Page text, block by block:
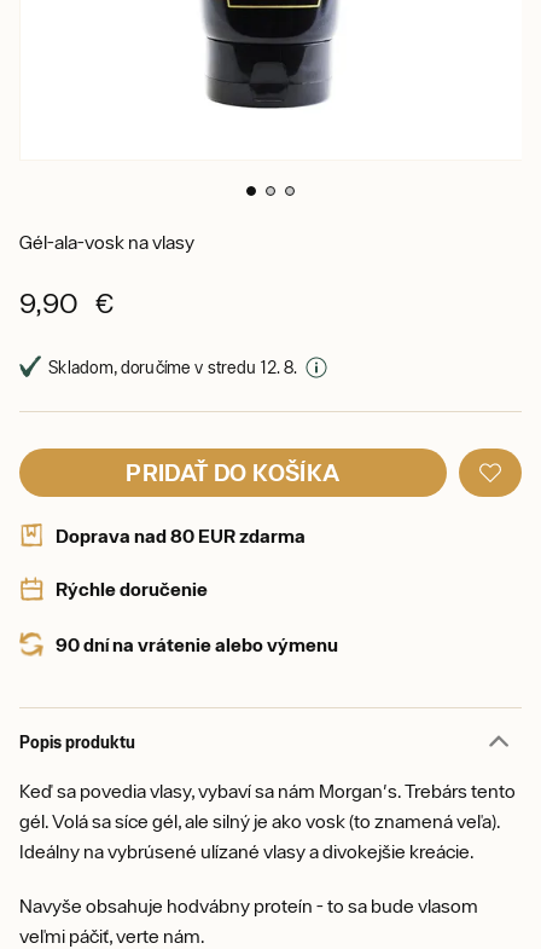
Gél-ala-vosk na vlasy
9,90 €
Skladom, doručíme v stredu 12. 8.
PRIDAŤ DO KOŠÍKA
Doprava nad 80 EUR zdarma
Rýchle doručenie
90 dní na vrátenie alebo výmenu
Popis produktu
Keď sa povedia vlasy, vybaví sa nám Morgan's. Trebárs tento
gél. Volá sa síce gél, ale silný je ako vosk (to znamená veľa).
Ideálny na vybrúsené ulízané vlasy a divokejšie kreácie.
Navyše obsahuje hodvábny proteín - to sa bude vlasom
veľmi páčiť, verte nám.